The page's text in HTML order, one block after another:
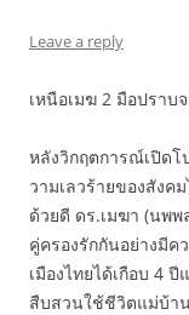
Leave a reply
เหนือเมฆ 2 มือปราบ
หลังวิกฤตการณ์เปิดโ
วามเลวร้ายของสังค
ด้วยดี ดร.เมฆา (นพ
คู่ครองรักกันอย่างมี
เมืองไทยได้เกือบ 4
สืบสวนใช้ชีวิตแม่บ้า